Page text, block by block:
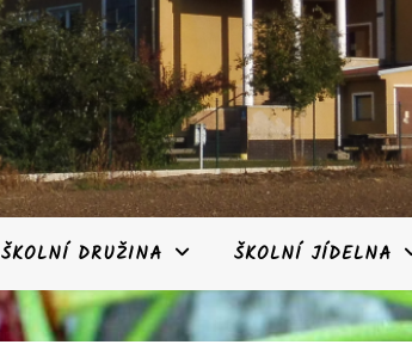
ŠKOLNÍ DRUŽINA ŠKOLNÍ JÍDELNA